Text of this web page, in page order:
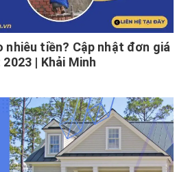
nhiêu tiền? Cập nhật đơn giá
| Khải Minh